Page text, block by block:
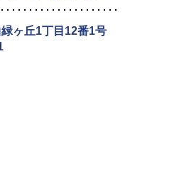
ヶ丘1丁目12番1号